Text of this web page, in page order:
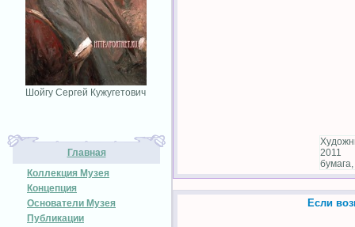
Шойгу Сергей Кужугетович
Главная
Коллекция Музея
Концепция
Основатели Музея
Публикации
2011
Если